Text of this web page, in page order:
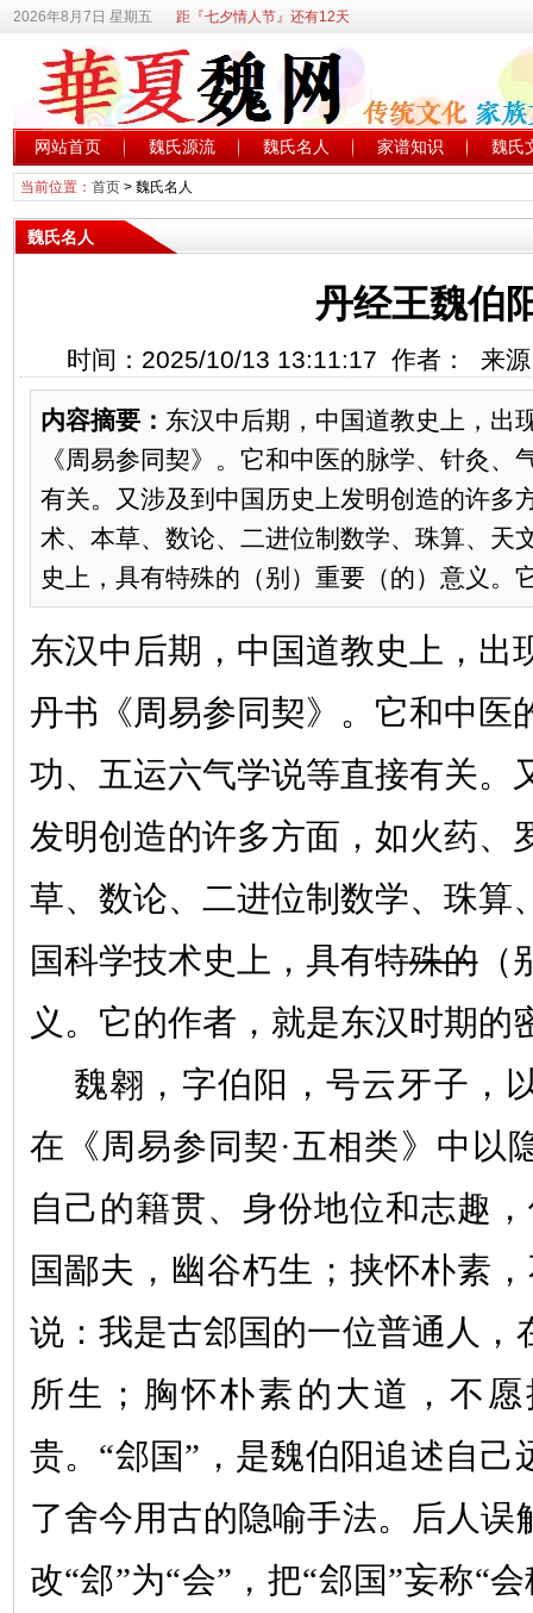
2026年8月7日 星期五 距『七夕情人节』还有12天
网站首页 魏氏源流 魏氏名人 家谱知识 魏氏
当前位置： 首页> 魏氏名人
魏氏名人
丹经王魏伯
时间：2025/10/13 13:11:17 作者： 来
内容摘要： 东汉中后期，中国道教史上，出
《周易参同契》。它和中医的脉学、针灸、
有关。又涉及到中国历史上发明创造的许多
术、本草、数论、二进位制数学、珠算、天
史上，具有特殊的（别）重要（的）意义。
东汉中后期，中国道教史上，出
丹书《周易参同契》。它和中医
功、五运六气学说等直接有关。
发明创造的许多方面，如火药、
草、数论、二进位制数学、珠算
国科学技术史上，具有特殊的（
义。它的作者，就是东汉时期的
魏翱，字伯阳，号云牙子，
在《周易参同契·五相类》中以
自己的籍贯、身份地位和志趣
国鄙夫，幽谷朽生；挟怀朴素
说：我是古郐国的一位普通人，
所生；胸怀朴素的大道，不
贵。 “郐国” ，是魏伯阳追述自
了舍今用古的隐喻手法。后人误
改“郐”为“会” ，把“郐国”妄称“会